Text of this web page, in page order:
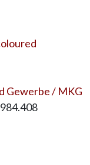
Gewerbe / MKG